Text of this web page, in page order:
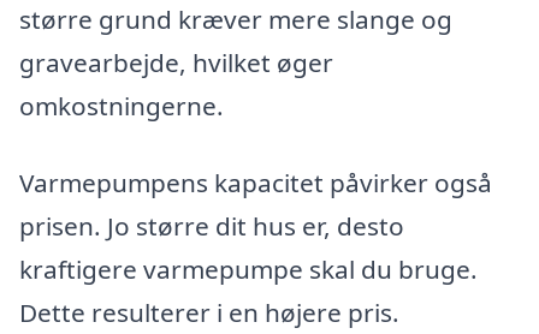
større grund kræver mere slange og
gravearbejde, hvilket øger
omkostningerne.
Varmepumpens kapacitet påvirker også
prisen. Jo større dit hus er, desto
kraftigere varmepumpe skal du bruge.
Dette resulterer i en højere pris.